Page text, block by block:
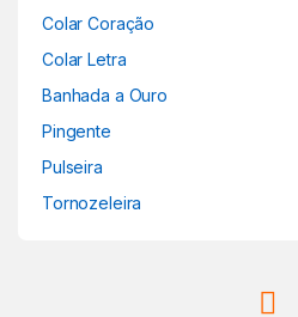
Colar Coração
Colar Letra
Banhada a Ouro
Pingente
Pulseira
Tornozeleira